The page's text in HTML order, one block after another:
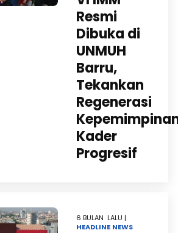
Resmi
Dibuka di
UNMUH
Barru,
Tekankan
Regenerasi
Kader
Progresif
6 BULAN LALU |
HEADLINE NEWS